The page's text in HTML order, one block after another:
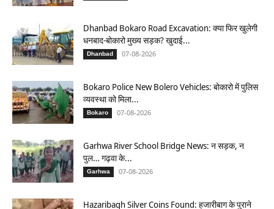
Dhanbad Bokaro Road Excavation: क्या फिर खुलेगी
धनबाद-बोकारो मुख्य सड़क? खुदाई...
Dhanbad 07-08-2026
Bokaro Police New Bolero Vehicles: बोकारो में पुलिस
व्यवस्था को मिला...
Bokaro 07-08-2026
Garhwa River School Bridge News: न सड़क, न
पुल… गढ़वा के...
Garhwa 07-08-2026
Hazaribagh Silver Coins Found: हजारीबाग के पुराने